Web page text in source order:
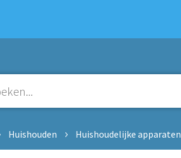
Huishouden Huishoudelijke apparaten